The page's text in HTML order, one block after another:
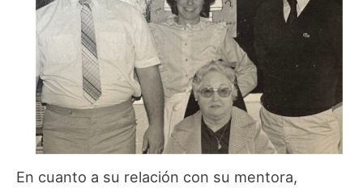
En cuanto a su relación con su mentora,